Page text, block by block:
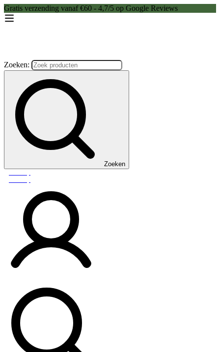
Gratis verzending vanaf €60 - 4,7/5 op Google Reviews
Zoeken:
Zoeken